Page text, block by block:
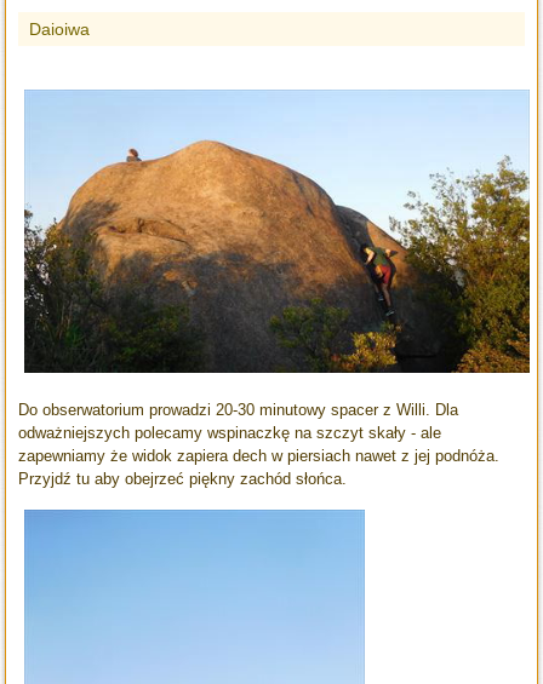
Daioiwa
Do obserwatorium prowadzi 20-30 minutowy spacer z Willi. Dla
odważniejszych polecamy wspinaczkę na szczyt skały - ale
zapewniamy że widok zapiera dech w piersiach nawet z jej podnóża.
Przyjdź tu aby obejrzeć piękny zachód słońca.